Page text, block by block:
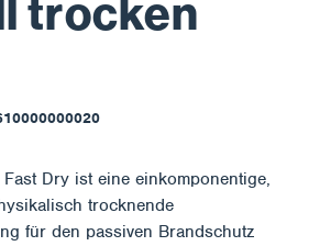
trocken
Dry ist eine einkomponentige,
trocknende
für den passiven Brandschutz